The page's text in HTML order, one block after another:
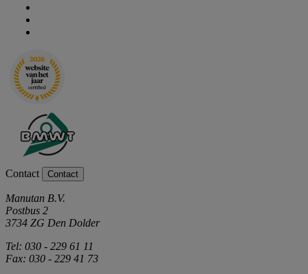
Contact Contact
Manutan B.V.
Postbus 2
3734 ZG Den Dolder
Tel: 030 - 229 61 11
Fax: 030 - 229 41 73